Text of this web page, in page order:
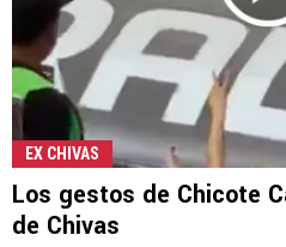
EX CHIVAS
Los gestos de Chicote
de Chivas